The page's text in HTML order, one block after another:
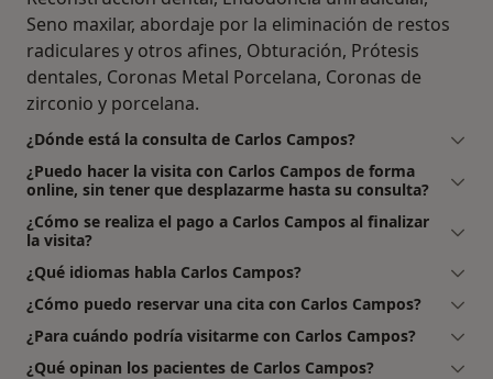
Seno maxilar, abordaje por la eliminación de restos
radiculares y otros afines, Obturación, Prótesis
dentales, Coronas Metal Porcelana, Coronas de
zirconio y porcelana.
¿Dónde está la consulta de Carlos Campos?
¿Puedo hacer la visita con Carlos Campos de forma
online, sin tener que desplazarme hasta su consulta?
¿Cómo se realiza el pago a Carlos Campos al finalizar
la visita?
¿Qué idiomas habla Carlos Campos?
¿Cómo puedo reservar una cita con Carlos Campos?
¿Para cuándo podría visitarme con Carlos Campos?
¿Qué opinan los pacientes de Carlos Campos?